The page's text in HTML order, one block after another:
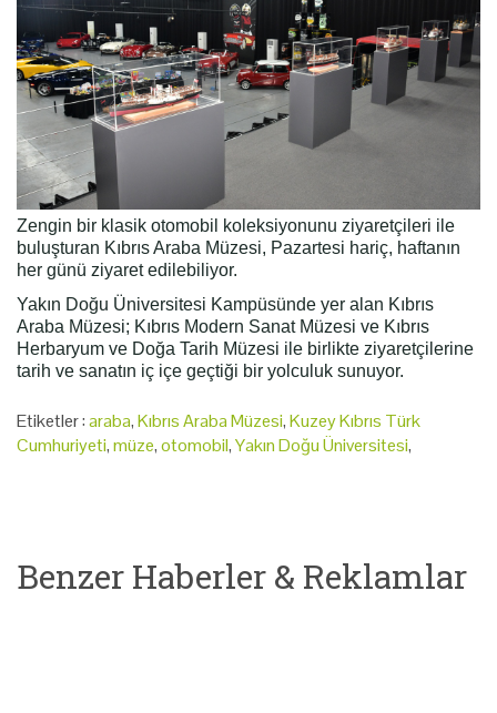
Zengin bir klasik otomobil koleksiyonunu ziyaretçileri ile
buluşturan Kıbrıs Araba Müzesi, Pazartesi hariç, haftanın
her günü ziyaret edilebiliyor.
Yakın Doğu Üniversitesi Kampüsünde yer alan Kıbrıs
Araba Müzesi; Kıbrıs Modern Sanat Müzesi ve Kıbrıs
Herbaryum ve Doğa Tarih Müzesi ile birlikte ziyaretçilerine
tarih ve sanatın iç içe geçtiği bir yolculuk sunuyor.
Etiketler :araba,Kıbrıs Araba Müzesi,Kuzey Kıbrıs Türk
Cumhuriyeti,müze,otomobil,Yakın Doğu Üniversitesi,
Benzer Haberler & Reklamlar